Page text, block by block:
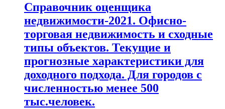
Справочник оценщика
недвижимости-2021. Офисно-
торговая недвижимость и сходные
типы объектов. Текущие и
прогнозные характеристики для
доходного подхода. Для городов с
численностью менее 500
тыс.человек.